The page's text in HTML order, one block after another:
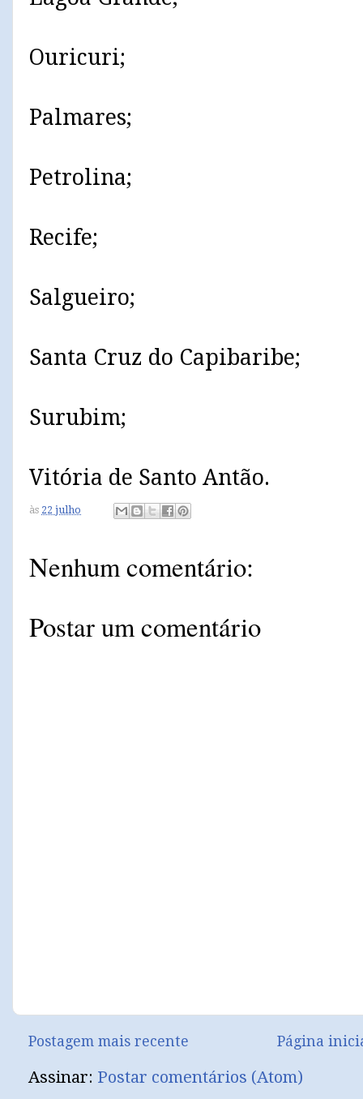
Ouricuri;
Palmares;
Petrolina;
Recife;
Salgueiro;
Santa Cruz do Capibaribe;
Surubim;
Vitória de Santo Antão.
às 22 julho
Nenhum comentário:
Postar um comentário
Postagem mais recente Página
Assinar: Postar comentários (Atom)